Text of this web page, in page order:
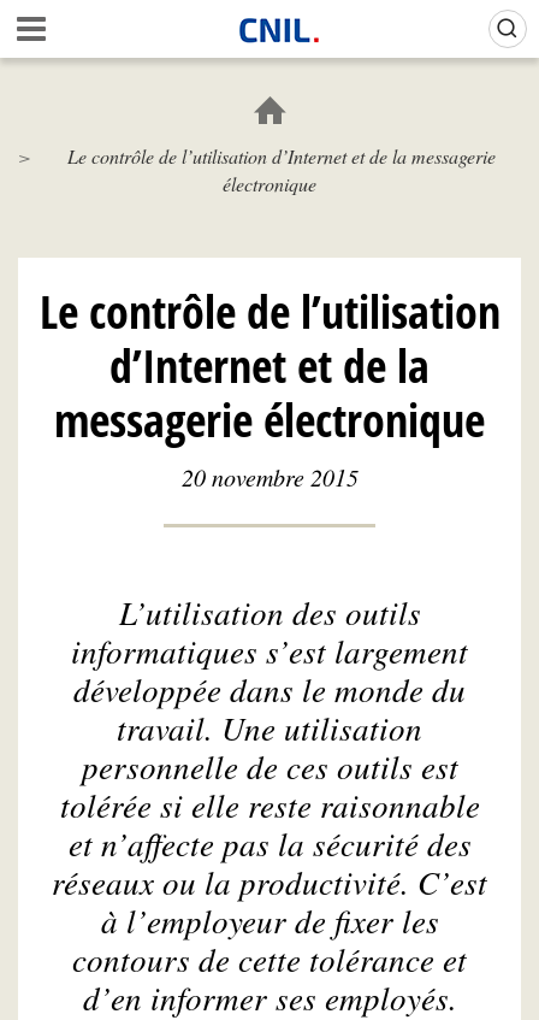
Aller
au
contenu
c
i
N
L
Le contrôle de l’utilisation d’Internet et de la messagerie
électronique
Le contrôle de l’utilisation
d’Internet et de la
messagerie électronique
20 novembre 2015
L’utilisation des outils
informatiques s’est largement
développée dans le monde du
travail. Une utilisation
personnelle de ces outils est
tolérée si elle reste raisonnable
et n’affecte pas la sécurité des
réseaux ou la productivité. C’est
à l’employeur de fixer les
contours de cette tolérance et
d’en informer ses employés.
Gestion de vos préférences sur les cookies (témoins de connexion)